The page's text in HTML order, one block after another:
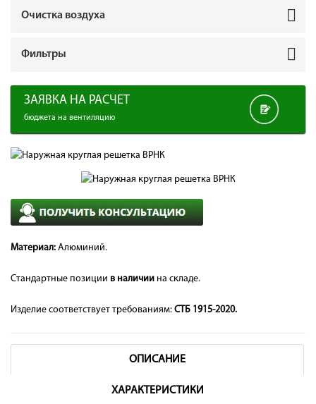
Очистка воздуха
Фильтры
ЗАЯВКА НА РАСЧЕТ
бюджета на вентиляцию
Материал: Алюминий.
Стандартные позиции в наличии на складе.
Изделие соответствует требованиям: СТБ 1915-2020.
ОПИСАНИЕ
ХАРАКТЕРИСТИКИ